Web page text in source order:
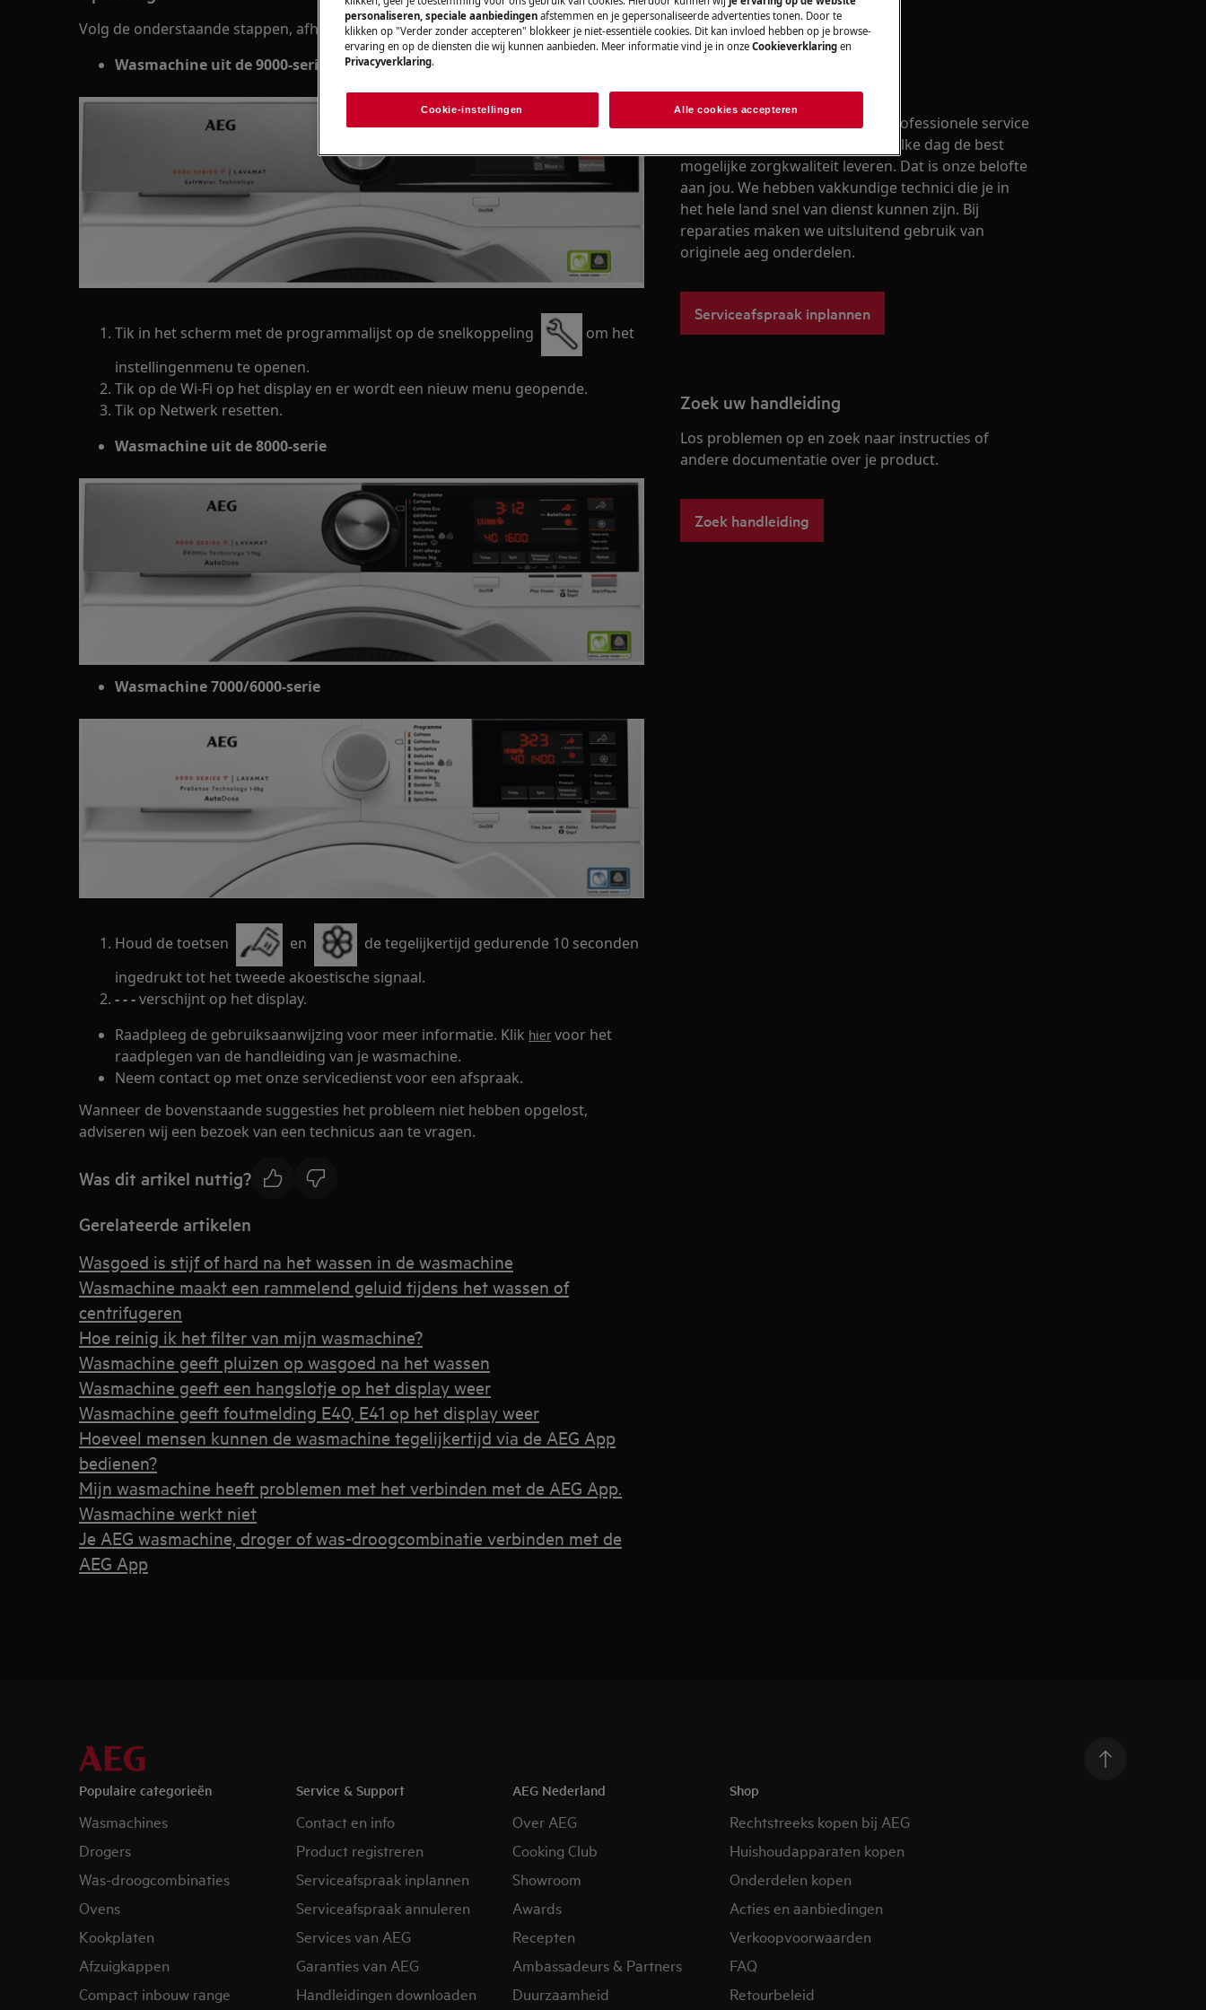
Volg de onderstaande stappen, afhankelijk van het model van de wasmachine:
Wasmachine uit de 9000-serie
Tik in het scherm met de programmalijst op de snelkoppeling
om het
instellingenmenu te openen.
Tik op de Wi-Fi op het display en er wordt een nieuw menu geopende.
Tik op Netwerk resetten.
Wasmachine uit de 8000-serie
Wasmachine 7000/6000-serie
Houd de toetsen en
de tegelijkertijd gedurende 10 seconden
ingedrukt tot het tweede akoestische signaal.
- - -verschijnt op het display.
Raadpleeg de gebruiksaanwijzing voor meer informatie. Klik hier voor het
raadplegen van de handleiding van je wasmachine.
Neem contact op met onze servicedienst voor een afspraak.
Wanneer de bovenstaande suggesties het probleem niet hebben opgelost,
adviseren wij een bezoek van een technicus aan te vragen.
Was dit artikel nuttig?
Gerelateerde artikelen
Wasgoed is stijf of hard na het wassen in de wasmachine
Wasmachine maakt een rammelend geluid tijdens het wassen of
centrifugeren
Hoe reinig ik het filter van mijn wasmachine?
Wasmachine geeft pluizen op wasgoed na het wassen
Wasmachine geeft een hangslotje op het display weer
Wasmachine geeft foutmelding E40, E41 op het display weer
Hoeveel mensen kunnen de wasmachine tegelijkertijd via de AEG App
bedienen?
Mijn wasmachine heeft problemen met het verbinden met de AEG App.
Wasmachine werkt niet
Je AEG wasmachine, droger of was-droogcombinatie verbinden met de
AEG App
Service-afspraak maken
Dankzij onze betrouwbare en professionele service
kun je erop vertrouwen dat wij elke dag de best
mogelijke zorgkwaliteit leveren. Dat is onze belofte
aan jou. We hebben vakkundige technici die je in
het hele land snel van dienst kunnen zijn. Bij
reparaties maken we uitsluitend gebruik van
originele aeg onderdelen.
Serviceafspraak inplannen
Zoek uw handleiding
Los problemen op en zoek naar instructies of
andere documentatie over je product.
Zoek handleiding
Populaire categorieën
Wasmachines
Drogers
Was-droogcombinaties
Ovens
Kookplaten
Afzuigkappen
Compact inbouw range
Service & Support
Contact en info
Product registreren
Serviceafspraak inplannen
Serviceafspraak annuleren
Services van AEG
Garanties van AEG
Handleidingen downloaden
AEG Nederland
Over AEG
Cooking Club
Showroom
Awards
Recepten
Ambassadeurs & Partners
Duurzaamheid
Shop
Rechtstreeks kopen bij AEG
Huishoudapparaten kopen
Onderdelen kopen
Acties en aanbiedingen
Verkoopvoorwaarden
FAQ
Retourbeleid
personaliseren, speciale aanbiedingen afstemmen en je gepersonaliseerde advertenties tonen. Door te
klikken op "Verder zonder accepteren" blokkeer je niet-essentiële cookies. Dit kan invloed hebben op je browse-
ervaring en op de diensten die wij kunnen aanbieden. Meer informatie vind je in onze Cookieverklaring en
Privacyverklaring.
Cookie-instellingen Alle cookies accepteren